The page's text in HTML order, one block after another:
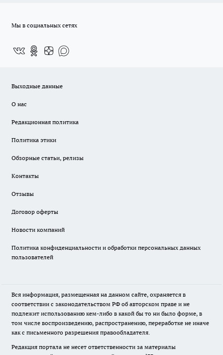
Мы в социальных сетях
Выходные данные
О нас
Редакционная политика
Политика этики
Обзорные статьи, релизы
Контакты
Отзывы
Договор оферты
Новости компаний
Политика конфиденциальности и обработки персональных данных
пользователей
Вся информация, размещенная на данном сайте, охраняется в
соответствии с законодательством РФ об авторском праве и не
подлежит использованию кем-либо в какой бы то ни было форме, в
том числе воспроизведению, распространению, переработке не иначе
как с письменного разрешения правообладателя.
Редакция портала не несет ответственности за материалы